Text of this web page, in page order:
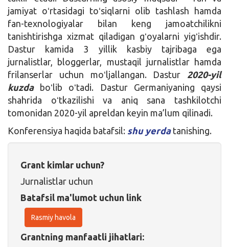
jamiyat oʻrtasidagi toʻsiqlarni olib tashlash hamda
fan-texnologiyalar bilan keng jamoatchilikni
tanishtirishga xizmat qiladigan gʻoyalarni yigʻishdir.
Dastur kamida 3 yillik kasbiy tajribaga ega
jurnalistlar, bloggerlar, mustaqil jurnalistlar hamda
frilanserlar uchun moʻljallangan. Dastur 2020-yil
kuzda boʻlib oʻtadi. Dastur Germaniyaning qaysi
shahrida oʻtkazilishi va aniq sana tashkilotchi
tomonidan 2020-yil apreldan keyin ma’lum qilinadi.
Konferensiya haqida batafsil: shu yerdatanishing.
Grant kimlar uchun?
Jurnalistlar uchun
Batafsil ma'lumot uchun link
Rasmiy havola
Grantning manfaatli jihatlari: